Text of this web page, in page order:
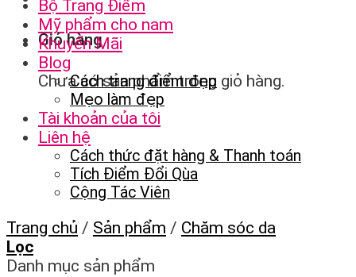
Giỏ hàng
Chưa có sản phẩm trong giỏ hàng.
Bộ Trang Điểm
Mỹ phẩm cho nam
Khuyến Mãi
Blog
Cách trang điểm đẹp
Mẹo làm đẹp
Tài khoản của tôi
Liên hệ
Cách thức đặt hàng & Thanh toán
Tích Điểm Đổi Qùa
Cộng Tác Viên
Trang chủ / Sản phẩm / Chăm sóc da
Lọc
Danh mục sản phẩm